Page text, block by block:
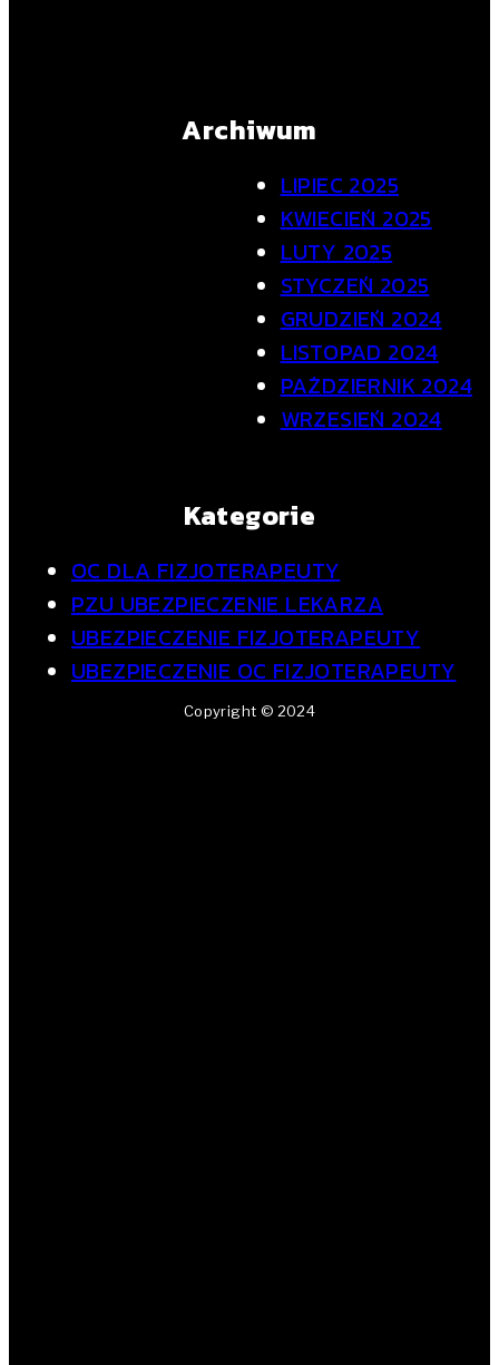
Archiwum
LIPIEC 2025
KWIECIEŃ 2025
LUTY 2025
STYCZEŃ 2025
GRUDZIEŃ 2024
LISTOPAD 2024
PAŹDZIERNIK 2024
WRZESIEŃ 2024
Kategorie
OC DLA FIZJOTERAPEUTY
PZU UBEZPIECZENIE LEKARZA
UBEZPIECZENIE FIZJOTERAPEUTY
UBEZPIECZENIE OC FIZJOTERAPEUTY
Copyright © 2024